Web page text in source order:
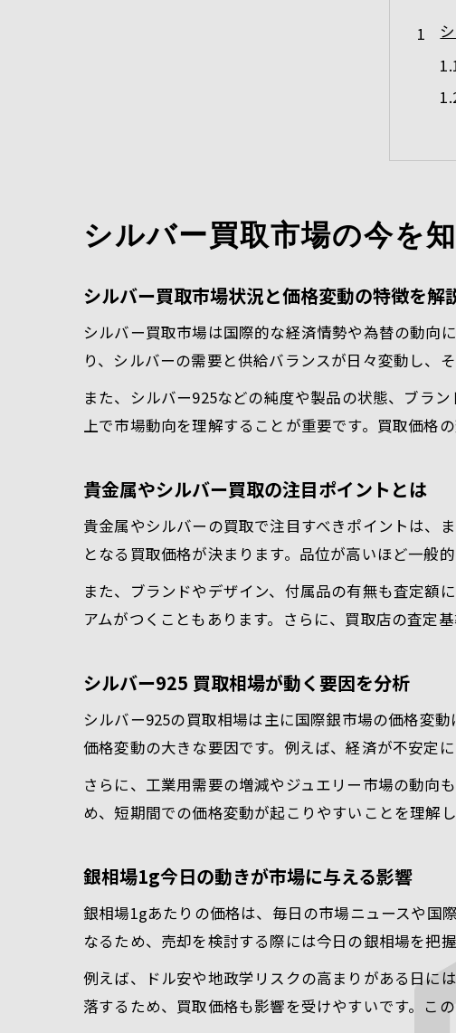
シルバー買取市場の今を
シルバー買取市場状況と価格変動の特徴を解
シルバー買取市場は国際的な経済情勢や為替の動向
り、シルバーの需要と供給バランスが日々変動し、
また、シルバー925などの純度や製品の状態、ブラ
上で市場動向を理解することが重要です。買取価格
貴金属やシルバー買取の注目ポイントとは
貴金属やシルバーの買取で注目すべきポイントは、
となる買取価格が決まります。品位が高いほど一般
また、ブランドやデザイン、付属品の有無も査定額
アムがつくこともあります。さらに、買取店の査定
シルバー925 買取相場が動く要因を分析
シルバー925の買取相場は主に国際銀市場の価格変
価格変動の大きな要因です。例えば、経済が不安定
さらに、工業用需要の増減やジュエリー市場の動向
め、短期間での価格変動が起こりやすいことを理解
銀相場1g今日の動きが市場に与える影響
銀相場1gあたりの価格は、毎日の市場ニュースや国
なるため、売却を検討する際には今日の銀相場を把
例えば、ドル安や地政学リスクの高まりがある日に
落するため、買取価格も影響を受けやすいです。こ